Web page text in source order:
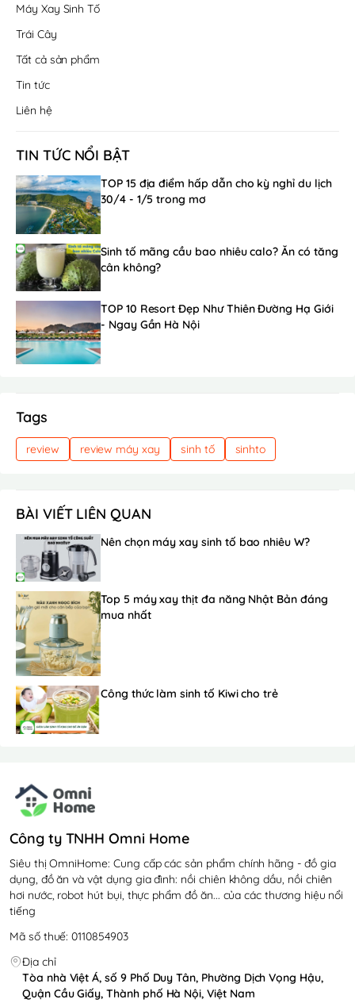
Máy Xay Sinh Tố
Trái Cây
Tất cả sản phẩm
Tin tức
Liên hệ
TIN TỨC NỔI BẬT
TOP 15 địa điểm hấp dẫn cho kỳ nghỉ du lịch
30/4 - 1/5 trong mơ
Sinh tố mãng cầu bao nhiêu calo? Ăn có tăng
cân không?
TOP 10 Resort Đẹp Như Thiên Đường Hạ Giới
- Ngay Gần Hà Nội
Tags
review review máy xay sinh tố sinhto
BÀI VIẾT LIÊN QUAN
Nên chọn máy xay sinh tố bao nhiêu W?
Top 5 máy xay thịt đa năng Nhật Bản đáng
mua nhất
Công thức làm sinh tố Kiwi cho trẻ
Công ty TNHH Omni Home
Siêu thị OmniHome: Cung cấp các sản phẩm chính hãng - đồ gia
dụng, đồ ăn và vật dụng gia đình: nồi chiên không dầu, nồi chiên
hơi nước, robot hút bụi, thực phẩm đồ ăn... của các thương hiệu nổi
tiếng
Mã số thuế: 0110854903
Địa chỉ
Tòa nhà Việt Á, số 9 Phố Duy Tân, Phường Dịch Vọng Hậu,
Quận Cầu Giấy, Thành phố Hà Nội, Việt Nam